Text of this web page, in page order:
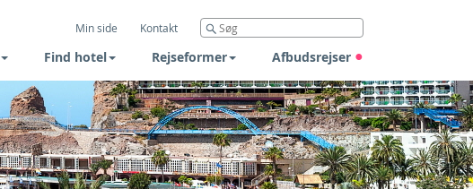
Min side Kontakt
Find hotel Rejseformer Afbudsrejser